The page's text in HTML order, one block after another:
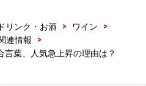
ドリンク・お酒 > ワイン
>
連情報
>
言葉、人気急上昇の理由は？